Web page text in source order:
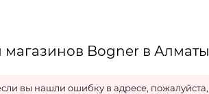
Bogner в Алматы
вы нашли ошибку в адресе, пожалуйста,